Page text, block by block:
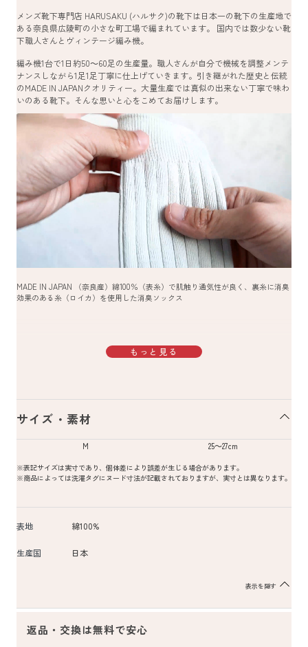
メンズ靴下専門店 HARUSAKU (ハルサク)の靴下は日本一の靴下の生産地で
ある奈良県広陵町の小さな町工場で編まれています。 国内では数少ない靴
下職人さんとヴィンテージ編み機。
編み機1台で1日約50～60足の生産量。職人さんが自分で機械を調整メンテ
ナンスしながら1足1足丁寧に仕上げていきます。引き継がれた歴史と伝統
のMADE IN JAPANクオリティー。大量生産では真似の出来ない丁寧で味わ
いのある靴下。そんな思いと心をこめてお届けします。
MADE IN JAPAN （奈良産）綿100％（表糸）で肌触り通気性が良く、裏糸に消臭
効果のある糸（ロイカ）を使用した消臭ソックス
もっと見る
サイズ・素材
M 25～27cm
※表記サイズは実寸であり、個体差により誤差が生じる場合があります。
※商品によっては洗濯タグにヌード寸法が記載されておりますが、実寸とは異なります。
表地 綿100%
生産国 日本
表示を隠す
返品・交換は無料で安心